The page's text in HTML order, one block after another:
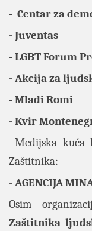
- Centar za
- Juventas
- LGBT Forum
- Akcija za
- Mladi Romi
- Kvir
Medijska
Zaštitnika:
-AGENCIJA
Osim
Zaštitnika